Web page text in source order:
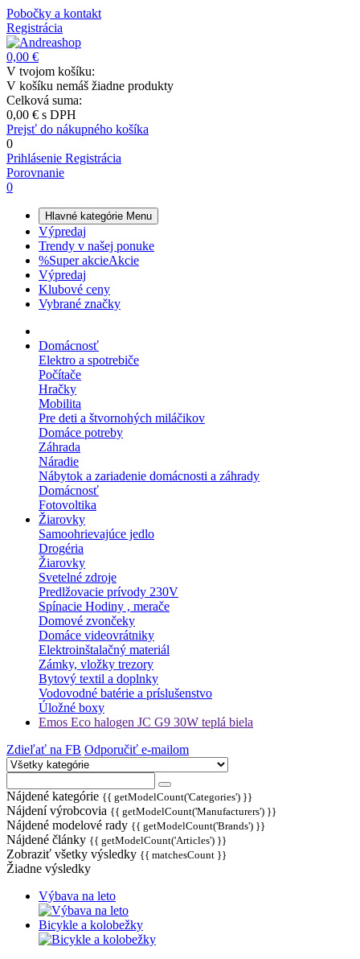
Pobočky a kontakt
Registrácia
0,00 €
V tvojom košíku:
V košíku nemáš žiadne produkty
Celková suma:
0,00 € s DPH
Prejsť do nákupného košíka
0
Prihlásenie Registrácia
Porovnanie
0
Hlavné kategórie Menu
Výpredaj
Trendy v našej ponuke
%Super akcieAkcie
Výpredaj
Klubové ceny
Vybrané značky
Domácnosť
Elektro a spotrebiče
Počítače
Hračky
Mobilita
Pre deti a štvornohých miláčikov
Domáce potreby
Záhrada
Náradie
Nábytok a zariadenie domácnosti a záhrady
Domácnosť
Fotovoltika
Žiarovky
Samoohrievajúce jedlo
Drogéria
Žiarovky
Svetelné zdroje
Predlžovacie prívody 230V
Spínacie Hodiny , merače
Domové zvončeky
Domáce videovrátniky
Elektroinštalačný materiál
Zámky, vložky trezory
Bytový textil a doplnky
Vodovodné batérie a príslušenstvo
Úložné boxy
Emos Eco halogen JC G9 30W teplá biela
Zdieľať na FB Odporučiť e-mailom
Nájdené kategórie {{ getModelCount('Categories') }}
Nájdení výrobcovia {{ getModelCount('Manufacturers') }}
Nájdené modelové rady {{ getModelCount('Brands') }}
Nájdené články {{ getModelCount('Articles') }}
Zobraziť všetky výsledky {{ matchesCount }}
Žiadne výsledky
Výbava na leto
Bicykle a kolobežky